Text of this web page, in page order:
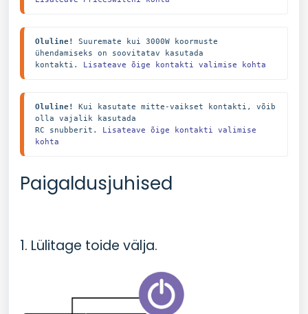
Oluline!
Suuremate kui 3000W koormuste
ühendamiseks on soovitatav kasutada
kontakti. Lisateave õige kontakti valimise kohta
Oluline!
Kui kasutate mitte-vaikset kontakti, võib
olla vajalik kasutada
RC snubberit. Lisateave õige kontakti valimise
kohta
Paigaldusjuhised
1. Lülitage toide välja.